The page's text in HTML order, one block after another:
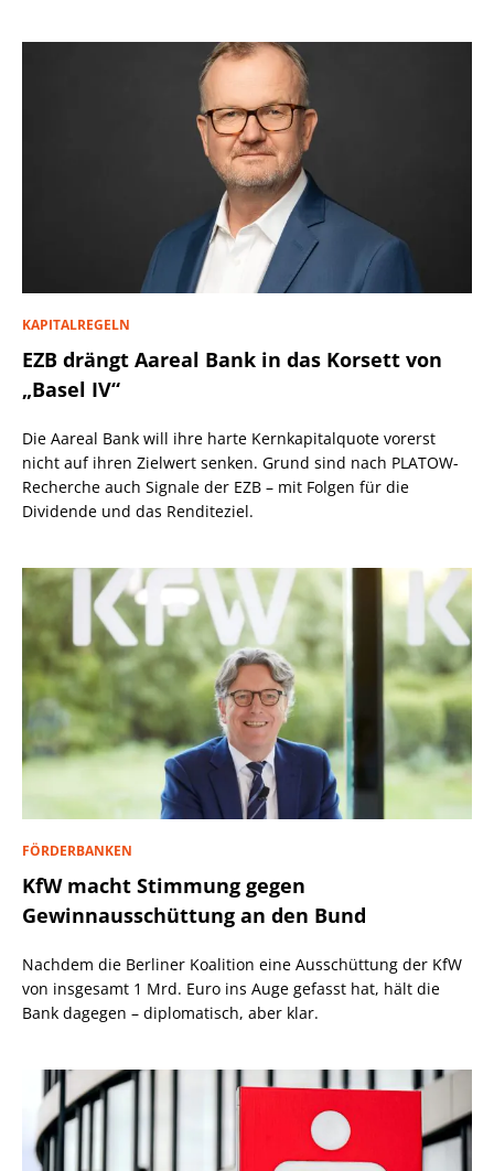
KAPITALREGELN
EZB drängt Aareal Bank in das Korsett von
„Basel IV“
Die Aareal Bank will ihre harte Kernkapitalquote vorerst
nicht auf ihren Zielwert senken. Grund sind nach PLATOW-
Recherche auch Signale der EZB – mit Folgen für die
Dividende und das Renditeziel.
FÖRDERBANKEN
KfW macht Stimmung gegen
Gewinnausschüttung an den Bund
Nachdem die Berliner Koalition eine Ausschüttung der KfW
von insgesamt 1 Mrd. Euro ins Auge gefasst hat, hält die
Bank dagegen – diplomatisch, aber klar.